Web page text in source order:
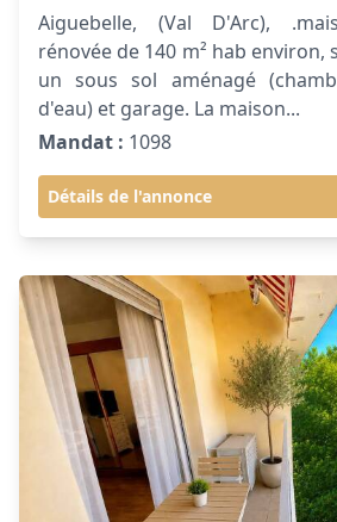
Aiguebelle, (Val D'Arc),
rénovée de 140 m² hab environ,
un sous sol aménagé
d'eau) et garage. La maison...
Mandat : 1098
Détails de l'annonce